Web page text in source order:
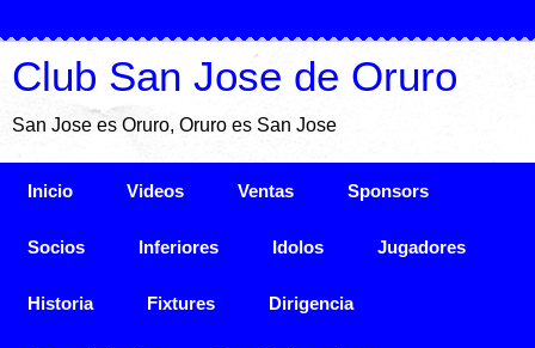
Club San Jose de Oruro
San Jose es Oruro, Oruro es San Jose
Inicio Videos Ventas Sponsors
Socios Inferiores Idolos Jugadores
Historia Fixtures Dirigencia